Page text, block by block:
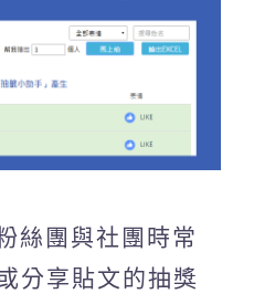
絲團與社團時常
分享貼文的抽獎